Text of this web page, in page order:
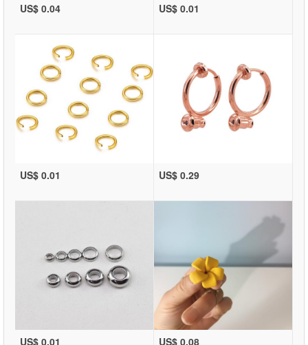
US$ 0.04 US$ 0.01
US$ 0.01 US$ 0.29
US$ 0.01 US$ 0.08